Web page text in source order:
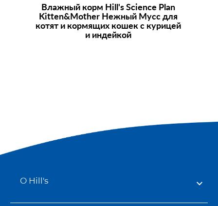
Влажный корм Hill's Science Plan
Kitten&Mother Нежный Мусс для
котят и кормящих кошек с курицей
и индейкой
О Hill's